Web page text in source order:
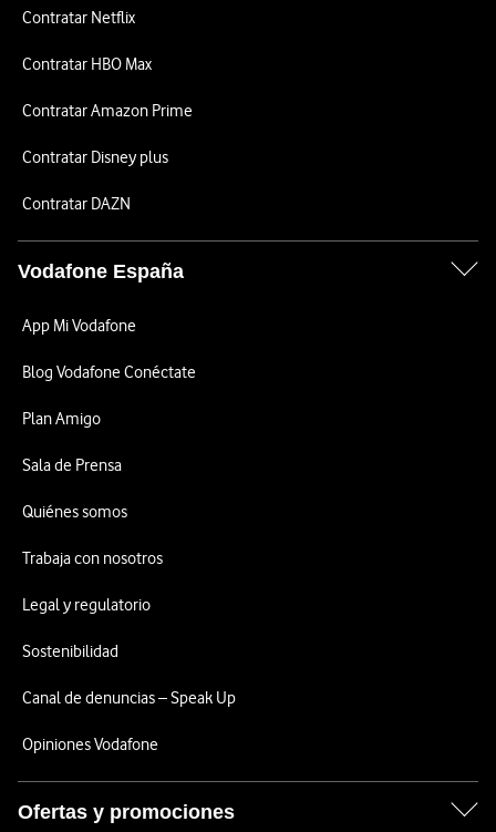
Contratar Netflix
Contratar HBO Max
Contratar Amazon Prime
Contratar Disney plus
Contratar DAZN
Vodafone España
App Mi Vodafone
Blog Vodafone Conéctate
Plan Amigo
Sala de Prensa
Quiénes somos
Trabaja con nosotros
Legal y regulatorio
Sostenibilidad
Canal de denuncias – Speak Up
Opiniones Vodafone
Ofertas y promociones